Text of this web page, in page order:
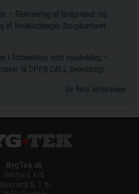
– Renovering af brugsvand- og
af kloakledninger Boligkontoret
i forbindelse med byudvikling –
til OPEN CALL Svendborg
Se flere licitationer
BygTek.dk
Odsgard A/S
8, 1.th.